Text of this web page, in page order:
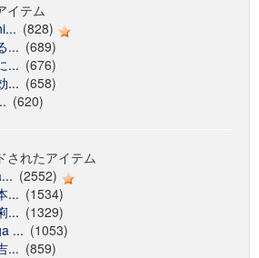
イテム
(828)
... (689)
... (676)
... (658)
(620)
されたアイテム
(2552)
... (1534)
... (1329)
... (1053)
... (859)